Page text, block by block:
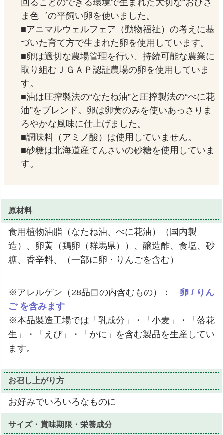
回ることのできる環境で生まれた大切な“おひさ
ま色゛の平飼い卵を使いました。
■アニマルウェルフェア（動物福祉）の考えに基
づいた育て方で生まれた卵を使用しています。
■卵は適切な農場管理を行い、持続可能な農業に
取り組むＪＧＡＰ認証農場の卵を使用していま
す。
■油は圧搾製法の“なたね油”と圧搾製法の“べに花
油”をブレンド。卵は卵黄のみを使いあっさりま
ろやかな風味に仕上げました。
■調味料（アミノ酸）は使用していません。
■砂糖は北海道産てんさいの砂糖を使用していま
す。
原材料
食用植物油脂（なたね油、べに花油）（国内製
造）、卵黄（鶏卵（群馬県））、醸造酢、食塩、砂
糖、香辛料、（一部に卵・りんごを含む）
※アレルゲン（28品目の内含むもの）： 卵 / りん
ご を含みます
※本品製造工場では「乳成分」・「小麦」・「落花
生」・「えび」・「かに」を含む製品を生産してい
ます。
お召し上がり方
お好みでいろいろなものに
サイズ・賞味期限・栄養成分